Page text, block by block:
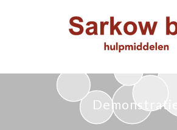
Demonstratie